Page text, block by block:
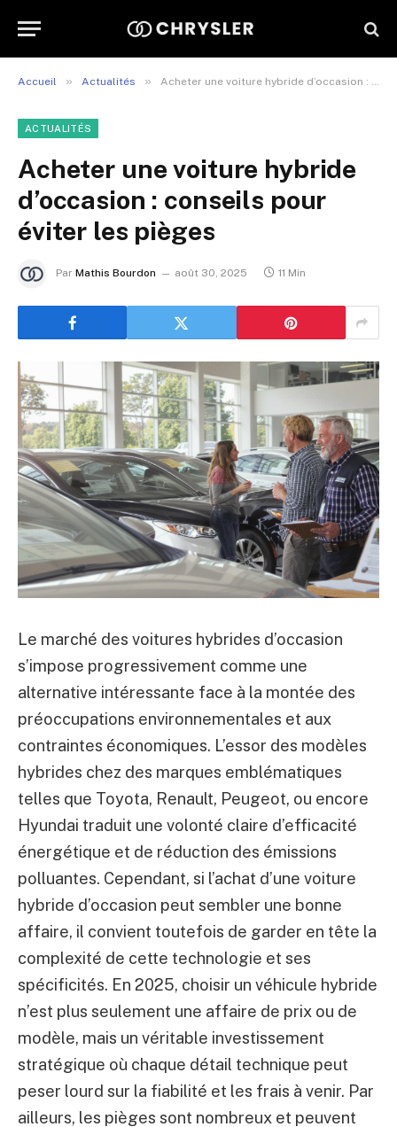
Accueil » Actualités » Acheter une voiture hybride d’occasion : conseils pour éviter les pièges
ACTUALITÉS
Acheter une voiture hybride
d’occasion : conseils pour
éviter les pièges
Par Mathis Bourdon août 30, 2025 11 Min
Le marché des voitures hybrides d’occasion
s’impose progressivement comme une
alternative intéressante face à la montée des
préoccupations environnementales et aux
contraintes économiques. L’essor des modèles
hybrides chez des marques emblématiques
telles que Toyota, Renault, Peugeot, ou encore
Hyundai traduit une volonté claire d’efficacité
énergétique et de réduction des émissions
polluantes. Cependant, si l’achat d’une voiture
hybride d’occasion peut sembler une bonne
affaire, il convient toutefois de garder en tête la
complexité de cette technologie et ses
spécificités. En 2025, choisir un véhicule hybride
n’est plus seulement une affaire de prix ou de
modèle, mais un véritable investissement
stratégique où chaque détail technique peut
peser lourd sur la fiabilité et les frais à venir. Par
ailleurs, les pièges sont nombreux et peuvent